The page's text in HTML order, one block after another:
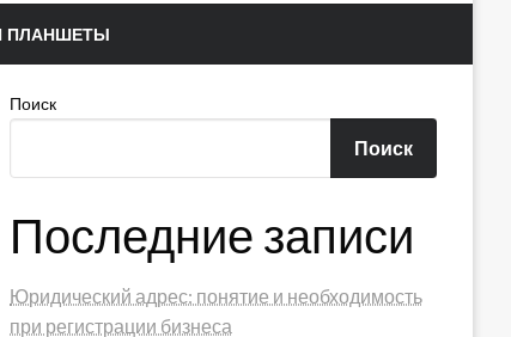
ПЛАНШЕТЫ
Поиск
Поиск
Последние записи
Юридический адрес: понятие и необходимость
при регистрации бизнеса